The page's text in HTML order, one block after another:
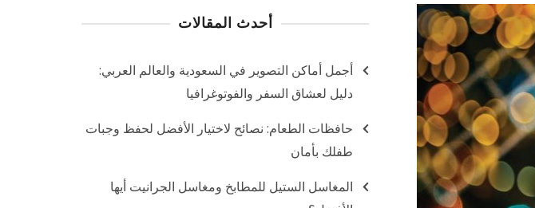
أحدث المقالات
أجمل أماكن التصوير في السعودية والعالم العربي:
دليل لعشاق السفر والفوتوغرافيا
حافظات الطعام: نصائح لاختيار الأفضل لحفظ وجبات
طفلك بأمان
المغاسل الستيل للمطابخ ومغاسل الجرانيت أيها